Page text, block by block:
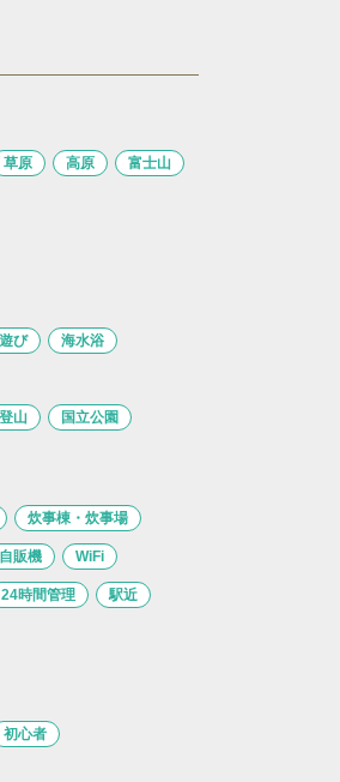
草原 高原 富士山
び 海水浴
山 国立公園
炊事棟・炊事場
販機 WiFi
24時間管理 駅近
初心者